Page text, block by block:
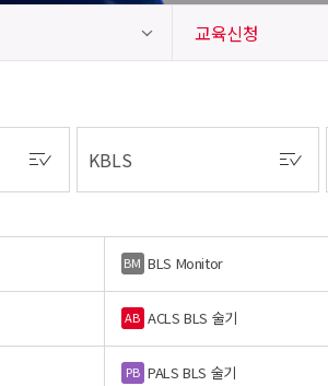
교육신청
BM BLS Monitor
AB ACLS BLS 술기
PB PALS BLS 술기